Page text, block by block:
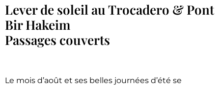
Lever de soleil au Trocadero & Pont
Bir Hakeim
Passages couverts
Le mois d’août et ses belles journées d’été se